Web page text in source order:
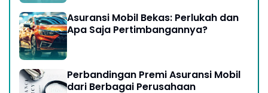
Asuransi Mobil Bekas: Perlukah dan
Apa Saja Pertimbangannya?
Perbandingan Premi Asuransi Mobil
dari Berbagai Perusahaan